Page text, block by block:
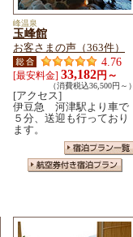
峰温泉
玉峰館
お客さまの声（363件）
4.76
[最安料金] 33,182円～
（消費税込36,500円～）
[アクセス]
伊豆急 河津駅より車で
５分、送迎も行っており
ます。